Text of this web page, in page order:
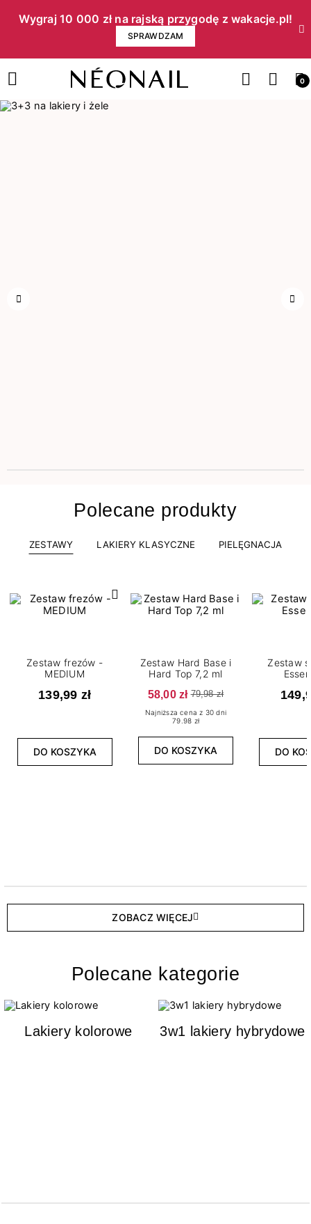
Wygraj 10 000 zł na rajską przygodę z wakacje.pl!​
SPRAWDZAM
0
Polecane produkty
ZESTAWY LAKIERY KLASYCZNE PIELĘGNACJA
Zestaw frezów -
MEDIUM
139,99 zł
DO KOSZYKA
Zestaw Hard Base i
Hard Top 7,2 ml
58,00 zł 79,98 zł
Najniższa cena z 30 dni
79.98 zł
DO KOSZYKA
Zestaw
DO
ZOBACZ WIĘCEJ
Polecane kategorie
Lakiery kolorowe 3w1 lakiery hybrydowe